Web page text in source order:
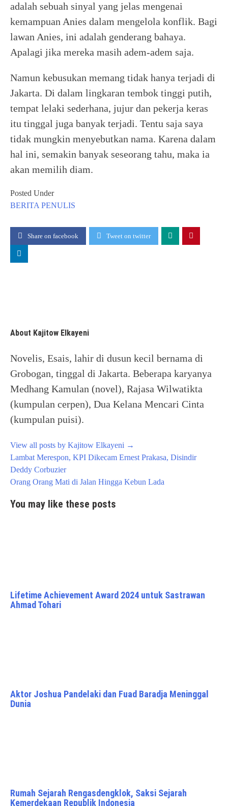
adalah sebuah sinyal yang jelas mengenai
kemampuan Anies dalam mengelola konflik. Bagi
lawan Anies, ini adalah genderang bahaya.
Apalagi jika mereka masih adem-adem saja.
Namun kebusukan memang tidak hanya terjadi di
Jakarta. Di dalam lingkaran tembok tinggi putih,
tempat lelaki sederhana, jujur dan pekerja keras
itu tinggal juga banyak terjadi. Tentu saja saya
tidak mungkin menyebutkan nama. Karena dalam
hal ini, semakin banyak seseorang tahu, maka ia
akan memilih diam.
Posted Under
BERITA PENULIS
Share on facebook Tweet on twitter
About Kajitow Elkayeni
Novelis, Esais, lahir di dusun kecil bernama di
Grobogan, tinggal di Jakarta. Beberapa karyanya
Medhang Kamulan (novel), Rajasa Wilwatikta
(kumpulan cerpen), Dua Kelana Mencari Cinta
(kumpulan puisi).
View all posts by Kajitow Elkayeni →
Post
navigation
Lambat Merespon, KPI Dikecam Ernest Prakasa, Disindir
Deddy Corbuzier
Orang Orang Mati di Jalan Hingga Kebun Lada
You may like these posts
Lifetime Achievement Award 2024 untuk Sastrawan
Ahmad Tohari
Aktor Joshua Pandelaki dan Fuad Baradja Meninggal
Dunia
Rumah Sejarah Rengasdengklok, Saksi Sejarah
Kemerdekaan Republik Indonesia